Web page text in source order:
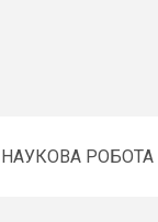
НАУКОВА РОБОТА